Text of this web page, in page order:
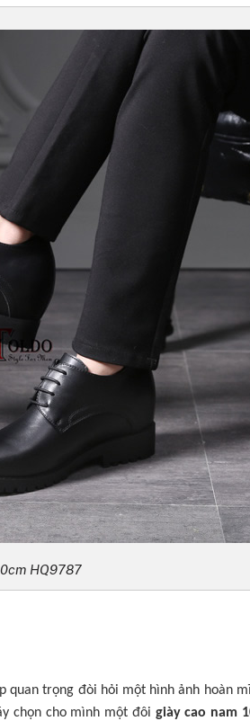
HQ9787
trọng đòi hỏi một hình ảnh hoàn
chọn cho mình một đôi giày cao nam